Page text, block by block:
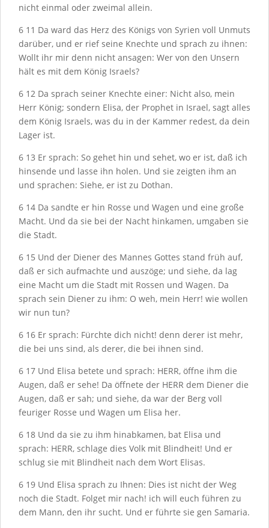
nicht einmal oder zweimal allein.
6 11 Da ward das Herz des Königs von Syrien voll Unmuts
darüber, und er rief seine Knechte und sprach zu ihnen:
Wollt ihr mir denn nicht ansagen: Wer von den Unsern
hält es mit dem König Israels?
6 12 Da sprach seiner Knechte einer: Nicht also, mein
Herr König; sondern Elisa, der Prophet in Israel, sagt alles
dem König Israels, was du in der Kammer redest, da dein
Lager ist.
6 13 Er sprach: So gehet hin und sehet, wo er ist, daß ich
hinsende und lasse ihn holen. Und sie zeigten ihm an
und sprachen: Siehe, er ist zu Dothan.
6 14 Da sandte er hin Rosse und Wagen und eine große
Macht. Und da sie bei der Nacht hinkamen, umgaben sie
die Stadt.
6 15 Und der Diener des Mannes Gottes stand früh auf,
daß er sich aufmachte und auszöge; und siehe, da lag
eine Macht um die Stadt mit Rossen und Wagen. Da
sprach sein Diener zu ihm: O weh, mein Herr! wie wollen
wir nun tun?
6 16 Er sprach: Fürchte dich nicht! denn derer ist mehr,
die bei uns sind, als derer, die bei ihnen sind.
6 17 Und Elisa betete und sprach: HERR, öffne ihm die
Augen, daß er sehe! Da öffnete der HERR dem Diener die
Augen, daß er sah; und siehe, da war der Berg voll
feuriger Rosse und Wagen um Elisa her.
6 18 Und da sie zu ihm hinabkamen, bat Elisa und
sprach: HERR, schlage dies Volk mit Blindheit! Und er
schlug sie mit Blindheit nach dem Wort Elisas.
6 19 Und Elisa sprach zu Ihnen: Dies ist nicht der Weg
noch die Stadt. Folget mir nach! ich will euch führen zu
dem Mann, den ihr sucht. Und er führte sie gen Samaria.